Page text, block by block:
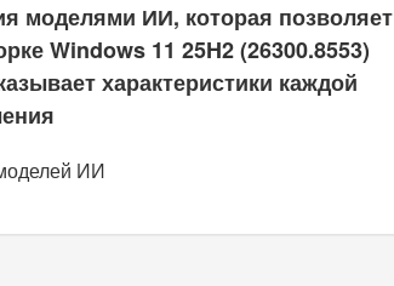
моделями ИИ, которая позволяет
Windows 11 25H2 (26300.8553)
характеристики каждой